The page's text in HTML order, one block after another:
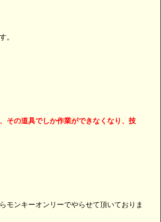
。
その道具でしか作業ができなくなり、技
モンキーオンリーでやらせて頂いておりま